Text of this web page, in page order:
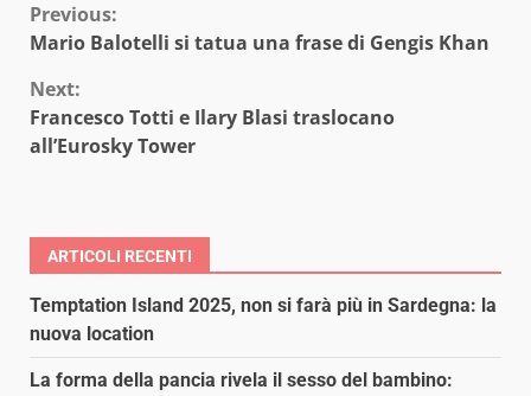
Continue
Previous:
Mario Balotelli si tatua una frase di Gengis Khan
Next:
Francesco Totti e Ilary Blasi traslocano
all’Eurosky Tower
ARTICOLI RECENTI
Temptation Island 2025, non si farà più in Sardegna: la
nuova location
La forma della pancia rivela il sesso del bambino: